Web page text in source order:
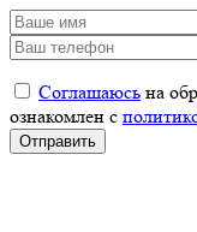
Соглашаюсь на
ознакомлен с